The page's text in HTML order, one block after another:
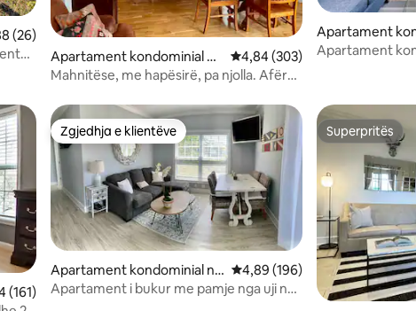
mesatar 4,88 nga 5, 26 vlerësime
(26)
Apartament kondominial në
New Haven
Vlerësimi mesatar 4,84 nga 5,
4,84 (303)
Mahnitëse, me hapësirë, pa njolla. Afër
Apartament
Greenport
Apartament
mesatar 4,84 nga 5, 161 vlerësime
(161)
Zgjedhja e klientëve
Zgjedhja e klientëve
Apartament kondominial në
Greenport
Vlerësimi mesatar 4,89 nga 5,
4,89 (196)
Apartament i bukur me pamje nga uji në
Superpritës
Superpritës